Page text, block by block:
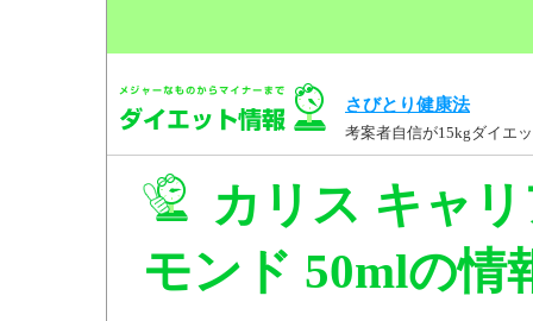
さびとり健康法
考案者自信が15kgダイエ
カリス キャ
モンド 50mlの情